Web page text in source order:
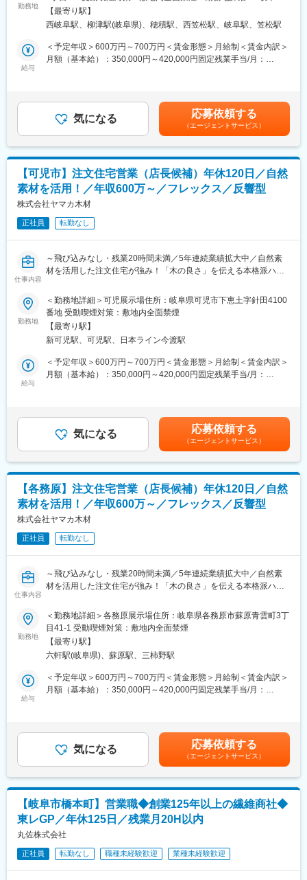
・展示場やWEB・チラシ等からの問い合わせ対応
・お客様の要望をヒアリングし、お客様へ当社の注文住宅をご案
内・コンセプト決め
・設計部門・施工部門などと連携しながら、初回接客～契約～住
宅提供できるまで携わります。
全で快適・おしゃれな空間の住宅を提供しております。
◎創業７３年の歴史を持っており、木材を扱っている材木商を前
身としており、様々な特性を持った木材の個性を生かした住宅づ
■働きやすさ
・年休120日以上でプライベートも重視できる環境です！現場で
ど、お客様の都合に合わせて柔軟な勤務体制で働くことができま
す。
きがなくても集客～受注までができる仕組みづくりが強みで、不
動産業で営業スタイルや働き方を変えたいという方にもおすすめ
■キャリアアップ
ここ数年の積極的な出店や新規ブランドをスタートした事により
店舗や部門も増え続けております…その中、中途採用に力を入れ
実際に入社して約2-3年で支店長になった事例もあり、経験を活か
して役職を上げていける環境です。
・岐阜で創業73年の『老舗×ベンチャー』ハウスメーカー。成長
率も毎年高い成長率を保ちながら成長しております。とある住宅
業界誌で成長率2年連続No1も獲得！
・木材店として創業した背景を活かし、「木の良さ」を伝える本
格派ハウスメーカーとして、大量生産ではないオリジナル住宅を
手掛けています。
・2021年に愛知県に進出やホールディングス会社の設立、2024年
1月には三重県への進出を達成！経営者の育成や新規事業の開拓、
M&Aを進めております。
勤務地
庁前第2展示場住所：岐阜県岐阜市薮田東1丁目3-20 受動喫煙対
策：敷地内全面禁煙＜勤務地詳細3＞オンリーホーム住所：岐阜県
【最寄り駅】
西岐阜駅、柳津駅(岐阜県)、穂積駅、西笠松駅、岐阜駅、笠松駅
給与
＜予定年収＞600万円～700万円＜賃金形態＞月給制＜賃金内訳＞
月額（基本給）：350,000円～420,000円固定残業手当/月：
与：年2回（6月、12月 計3.00ヶ月分または50万～100万円）■昇
給：年1回（4月）■モデル年収32歳（パチンコ店勤務）…年収700
万円■各種手当：住宅手当（月２万円）・昼食手当（月3,500
円）・資格手当・役職手当など賃金はあくまでも目安の金額であ
り、選考を通じて上下する可能性があります。月給(月額)は固定手
当を含めた表記です。
気になる 応募依頼する
（エージェントサービス）
【可児市】注文住宅営業（店長候補）年休120日／自然
素材を活用！／年収600万～／フレックス／反響型
株式会社ヤマカ木材
正社員 転勤なし
仕事内容
～飛び込みなし・残業20時間未満／5年連続業績拡大中／自然素
材を活用した注文住宅が強み！「木の良さ」を伝える本格派ハウ
■職務内容
・展示場やWEB・チラシ等からの問い合わせ対応
・お客様の要望をヒアリングし、お客様へ当社の注文住宅をご案
内・コンセプト決め
・設計部門・施工部門などと連携しながら、初回接客～契約～住
宅提供できるまで携わります。
全で快適・おしゃれな空間の住宅を提供しております。
◎創業７３年の歴史を持っており、木材を扱っている材木商を前
身としており、様々な特性を持った木材の個性を生かした住宅づ
■働きやすさ
・年休120日以上でプライベートも重視できる環境です！現場で
ど、お客様の都合に合わせて柔軟な勤務体制で働くことができま
す。
きがなくても集客～受注までができる仕組みづくりが強みで、不
動産業で営業スタイルや働き方を変えたいという方にもおすすめ
■キャリアアップ
ここ数年の積極的な出店や新規ブランドをスタートした事により
店舗や部門も増え続けております…その中、中途採用に力を入れ
実際に入社して約2-3年で支店長になった事例もあり、経験を活か
して役職を上げていける環境です。
・岐阜で創業73年の『老舗×ベンチャー』ハウスメーカー。成長
率も毎年高い成長率を保ちながら成長しております。とある住宅
業界誌で成長率2年連続No1も獲得！
・木材店として創業した背景を活かし、「木の良さ」を伝える本
格派ハウスメーカーとして、大量生産ではないオリジナル住宅を
手掛けています。
・2021年に愛知県に進出やホールディングス会社の設立、2024年
1月には三重県への進出を達成！経営者の育成や新規事業の開拓、
M&Aを進めております。
勤務地
＜勤務地詳細＞可児展示場住所：岐阜県可児市下恵土字針田4100
番地 受動喫煙対策：敷地内全面禁煙
【最寄り駅】
新可児駅、可児駅、日本ライン今渡駅
給与
＜予定年収＞600万円～700万円＜賃金形態＞月給制＜賃金内訳＞
月額（基本給）：350,000円～420,000円固定残業手当/月：
与：年2回（6月、12月 計3.00ヶ月分または50万～100万円）■昇
給：年1回（4月）■モデル年収32歳（パチンコ店勤務）…年収700
万円■各種手当：住宅手当（月２万円）・昼食手当（月3,500
円）・資格手当・役職手当など賃金はあくまでも目安の金額であ
り、選考を通じて上下する可能性があります。月給(月額)は固定手
当を含めた表記です。
気になる 応募依頼する
（エージェントサービス）
【各務原】注文住宅営業（店長候補）年休120日／自然
素材を活用！／年収600万～／フレックス／反響型
株式会社ヤマカ木材
正社員 転勤なし
仕事内容
～飛び込みなし・残業20時間未満／5年連続業績拡大中／自然素
材を活用した注文住宅が強み！「木の良さ」を伝える本格派ハウ
■職務内容
・展示場やWEB・チラシ等からの問い合わせ対応
・お客様の要望をヒアリングし、お客様へ当社の注文住宅をご案
内・コンセプト決め
・設計部門・施工部門などと連携しながら、初回接客～契約～住
宅提供できるまで携わります。
全で快適・おしゃれな空間の住宅を提供しております。
◎創業７３年の歴史を持っており、木材を扱っている材木商を前
身としており、様々な特性を持った木材の個性を生かした住宅づ
■働きやすさ
・年休120日以上でプライベートも重視できる環境です！現場で
ど、お客様の都合に合わせて柔軟な勤務体制で働くことができま
す。
勤務地
＜勤務地詳細＞各務原展示場住所：岐阜県各務原市蘇原青雲町3丁
目41-1 受動喫煙対策：敷地内全面禁煙
【最寄り駅】
六軒駅(岐阜県)、蘇原駅、三柿野駅
給与
＜予定年収＞600万円～700万円＜賃金形態＞月給制＜賃金内訳＞
月額（基本給）：350,000円～420,000円固定残業手当/月：
与：年2回（6月、12月 計3.00ヶ月分または50万～100万円）■昇
給：年1回（4月）■モデル年収32歳（パチンコ店勤務）…年収700
万円■各種手当：住宅手当（月２万円）・昼食手当（月3,500
円）・資格手当・役職手当など賃金はあくまでも目安の金額であ
り、選考を通じて上下する可能性があります。月給(月額)は固定手
当を含めた表記です。
気になる 応募依頼する
（エージェントサービス）
【岐阜市橋本町】営業職◆創業125年以上の繊維商社◆
東レGP／年休125日／残業月20H以内
丸佐株式会社
正社員 転勤なし 職種未経験歓迎 業種未経験歓迎